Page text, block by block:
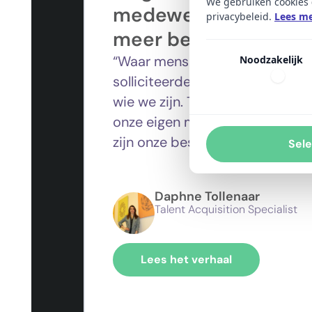
medewerkers, maar
meer betrokkenheid. "
“Waar mensen vroeger vanzelf
solliciteerden, moesten we nu
wie we zijn. Tegelijkertijd wisten
onze eigen medewerkers
zijn onze beste
Daphne Tollenaar
Talent Acquisition Specialist
Lees het verhaal
privacybeleid. Lees
Noodzakelijk